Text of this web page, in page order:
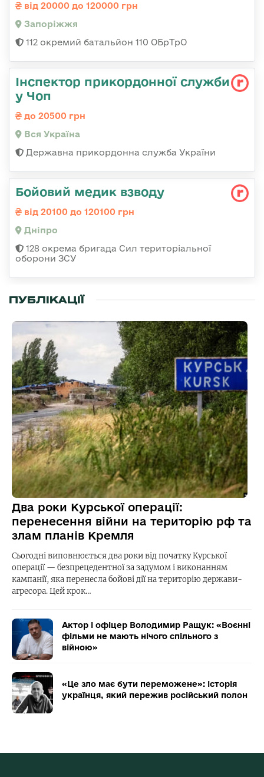
від 20000 до 120000 грн
Запоріжжя
112 окремий батальйон 110 ОБрТрО
Інспектор прикордонної служби
у Чоп
до 20500 грн
Вся Україна
Державна прикордонна служба України
Бойовий медик взводу
від 20100 до 120100 грн
Дніпро
128 окрема бригада Сил територіальної
оборони ЗСУ
ПУБЛІКАЦІЇ
Два роки Курської операції:
перенесення війни на територію рф та
злам планів Кремля
Сьогодні виповнюється два роки від початку Курської
операції — безпрецедентної за задумом і виконанням
кампанії, яка перенесла бойові дії на територію держави-
агресора. Цей крок…
Актор і офіцер Володимир Ращук: «Воєнні
фільми не мають нічого спільного з
війною»
«Це зло має бути переможене»: історія
українця, який пережив російський полон